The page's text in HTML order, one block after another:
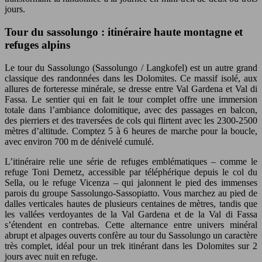
jours.
Tour du sassolungo : itinéraire haute montagne et
refuges alpins
Le tour du Sassolungo (Sassolungo / Langkofel) est un autre grand
classique des randonnées dans les Dolomites. Ce massif isolé, aux
allures de forteresse minérale, se dresse entre Val Gardena et Val di
Fassa. Le sentier qui en fait le tour complet offre une immersion
totale dans l’ambiance dolomitique, avec des passages en balcon,
des pierriers et des traversées de cols qui flirtent avec les 2300-2500
mètres d’altitude. Comptez 5 à 6 heures de marche pour la boucle,
avec environ 700 m de dénivelé cumulé.
L’itinéraire relie une série de refuges emblématiques – comme le
refuge Toni Demetz, accessible par téléphérique depuis le col du
Sella, ou le refuge Vicenza – qui jalonnent le pied des immenses
parois du groupe Sassolungo-Sassopiatto. Vous marchez au pied de
dalles verticales hautes de plusieurs centaines de mètres, tandis que
les vallées verdoyantes de la Val Gardena et de la Val di Fassa
s’étendent en contrebas. Cette alternance entre univers minéral
abrupt et alpages ouverts confère au tour du Sassolungo un caractère
très complet, idéal pour un trek itinérant dans les Dolomites sur 2
jours avec nuit en refuge.